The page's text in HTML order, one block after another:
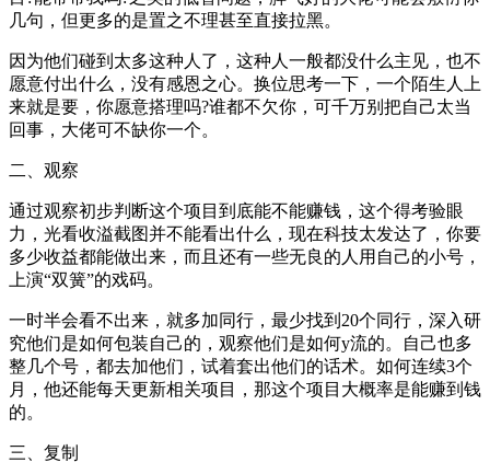
几句，但更多的是置之不理甚至直接拉黑。
因为他们碰到太多这种人了，这种人一般都没什么主见，也不
愿意付出什么，没有感恩之心。换位思考一下，一个陌生人上
来就是要，你愿意搭理吗?谁都不欠你，可千万别把自己太当
回事，大佬可不缺你一个。
二、观察
通过观察初步判断这个项目到底能不能赚钱，这个得考验眼
力，光看收溢截图并不能看出什么，现在科技太发达了，你要
多少收益都能做出来，而且还有一些无良的人用自己的小号，
上演“双簧”的戏码。
一时半会看不出来，就多加同行，最少找到20个同行，深入研
究他们是如何包装自己的，观察他们是如何y流的。自己也多
整几个号，都去加他们，试着套出他们的话术。如何连续3个
月，他还能每天更新相关项目，那这个项目大概率是能赚到钱
的。
三、复制